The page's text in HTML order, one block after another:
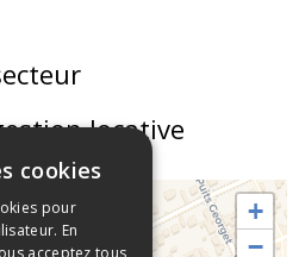
locative
+
−
cookies
pour
En
acceptez tous